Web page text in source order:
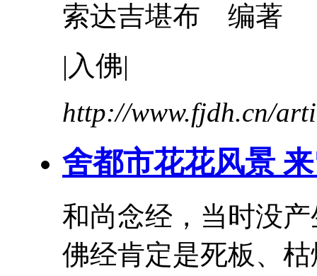
索达吉堪布 编著
| 入佛|
http://www.fjdh.cn/
舍都市花花风景
和尚念经，当时没
佛经肯定是死板、